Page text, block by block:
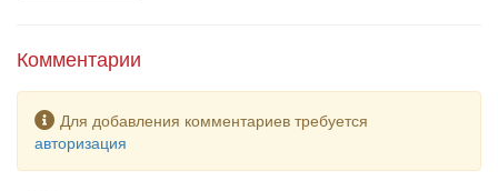
особенности; тусовки и неформальные
достопримечательности; внутренний транспорт; возможности
ночлега и связь, турклубы, центры детско-юношеского
туризма, столовые и клубы автостопа. Информация для
вольных путешественников.
Комментарии
Предупреждение
Для добавления комментариев требуется
авторизация